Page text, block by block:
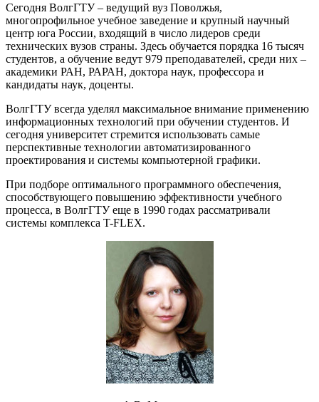
Сегодня ВолгГТУ – ведущий вуз Поволжья,
многопрофильное учебное заведение и крупный научный
центр юга России, входящий в число лидеров среди
технических вузов страны. Здесь обучается порядка 16 тысяч
студентов, а обучение ведут 979 преподавателей, среди них –
академики РАН, РАРАН, доктора наук, профессора и
кандидаты наук, доценты.
ВолгГТУ всегда уделял максимальное внимание применению
информационных технологий при обучении студентов. И
сегодня университет стремится использовать самые
перспективные технологии автоматизированного
проектирования и системы компьютерной графики.
При подборе оптимального программного обеспечения,
способствующего повышению эффективности учебного
процесса, в ВолгГТУ еще в 1990 годах рассматривали
системы комплекса T-FLEX.